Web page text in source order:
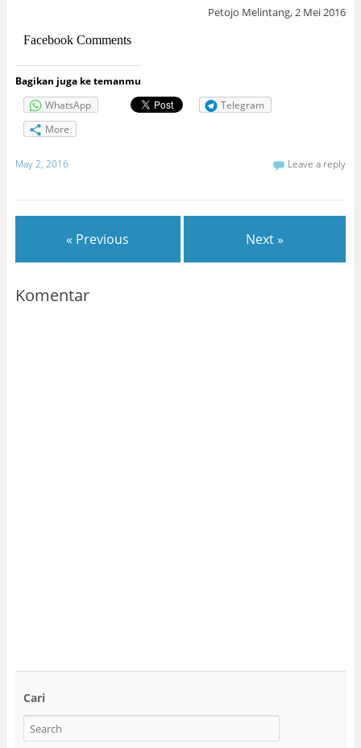
Petojo Melintang, 2 Mei 2016
Facebook Comments
Bagikan juga ke temanmu
WhatsApp
Telegram
More
May 2, 2016 Leave a reply
« Previous Next »
Komentar
Cari